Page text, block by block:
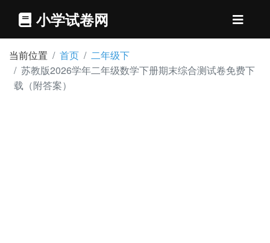
小学试卷网
当前位置 首页
二年级下
苏教版2026学年二年级数学下册期末综合测试卷免费下
载（附答案）